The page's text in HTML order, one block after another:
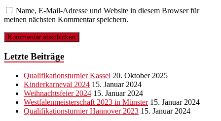
Name, E-Mail-Adresse und Website in diesem Browser für
meinen nächsten Kommentar speichern.
Letzte Beiträge
Qualifikationsturnier Kassel 20. Oktober 2025
Kinderkarneval 2024 15. Januar 2024
Weihnachtsfeier 2024 15. Januar 2024
Westfalenmeisterschaft 2023 in Münster 15. Januar 2024
Qualifikationsturnier Hannover 2023 15. Januar 2024